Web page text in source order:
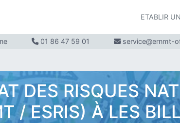
ETABLIR
01 86 47 59 01 service@ernmt-
DES RISQUES
/ ESRIS) À LES